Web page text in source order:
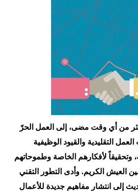
من أي وقت مضى، إلى العمل الحرّ
التقليدية والقيود الوظيفية
وتحقيقاً لأفكارهم الخاصة وطموحاتهم
العيش الكريم. وأدى التطور التقني
إلى انتشار مفاهيم جديدة للأعمال